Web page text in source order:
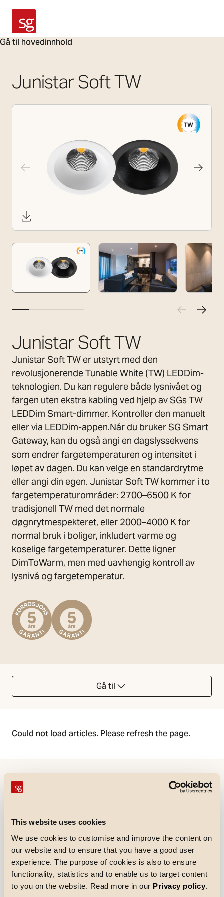
This website uses cookies
We use cookies to customise and improve the content on
our website and to ensure that you have a good user
experience. The purpose of cookies is also to ensure
functionality, statistics and to enable us to target content
to you on the website. Read more in our Privacy policy.
Gå til hovedinnhold
SG Armaturen
Junistar Soft TW
Junistar Soft TW
Junistar Soft TW er utstyrt med den
revolusjonerende Tunable White (TW) LEDDim-
teknologien. Du kan regulere både lysnivået og
fargen uten ekstra kabling ved hjelp av SGs TW
LEDDim Smart-dimmer. Kontroller den manuelt
eller via LEDDim-appen.Når du bruker SG Smart
Gateway, kan du også angi en dagslyssekvens
som endrer fargetemperaturen og intensitet i
løpet av dagen. Du kan velge en standardrytme
eller angi din egen. Junistar Soft TW kommer i to
fargetemperaturområder: 2700–6500 K for
tradisjonell TW med det normale
døgnrytmespekteret, eller 2000–4000 K for
normal bruk i boliger, inkludert varme og
koselige fargetemperaturer. Dette ligner
DimToWarm, men med uavhengig kontroll av
lysnivå og fargetemperatur.
Gå til
Could not load articles. Please refresh the page.
Referanser